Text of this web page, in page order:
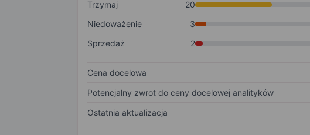
Trzymaj
20
Niedoważenie
3
Sprzedaż
2
Cena docelowa
Potencjalny zwrot do ceny docelowej analityków
Ostatnia aktualizacja